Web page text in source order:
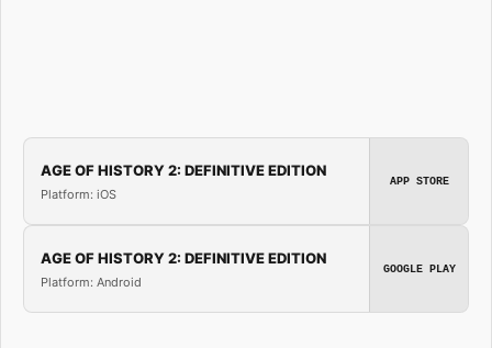
AGE OF HISTORY 2: DEFINITIVE EDITION
Platform: iOS
APP STORE
AGE OF HISTORY 2: DEFINITIVE EDITION
Platform: Android
GOOGLE PLAY